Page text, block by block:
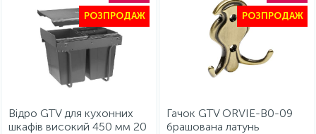
РОЗПРОДАЖ
Відро GTV для кухонних
шкафів високий 450 мм 20
РОЗПРОДАЖ
Гачок GTV ORVIE-B0-09
брашована латунь